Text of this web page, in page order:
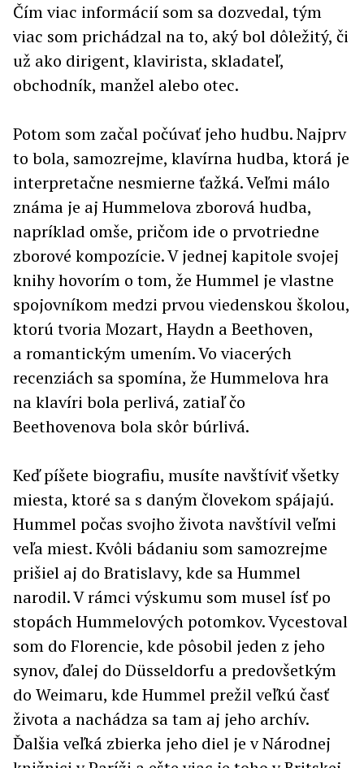
Čím viac informácií som sa dozvedal, tým
viac som prichádzal na to, aký bol dôležitý, či
už ako dirigent, klavirista, skladateľ,
obchodník, manžel alebo otec.
Potom som začal počúvať jeho hudbu. Najprv
to bola, samozrejme, klavírna hudba, ktorá je
interpretačne nesmierne ťažká. Veľmi málo
známa je aj Hummelova zborová hudba,
napríklad omše, pričom ide o prvotriedne
zborové kompozície. V jednej kapitole svojej
knihy hovorím o tom, že Hummel je vlastne
spojovníkom medzi prvou viedenskou školou,
ktorú tvoria Mozart, Haydn a Beethoven,
a romantickým umením. Vo viacerých
recenziách sa spomína, že Hummelova hra
na klavíri bola perlivá, zatiaľ čo
Beethovenova bola skôr búrlivá.
Keď píšete biografiu, musíte navštíviť všetky
miesta, ktoré sa s daným človekom spájajú.
Hummel počas svojho života navštívil veľmi
veľa miest. Kvôli bádaniu som samozrejme
prišiel aj do Bratislavy, kde sa Hummel
narodil. V rámci výskumu som musel ísť po
stopách Hummelových potomkov. Vycestoval
som do Florencie, kde pôsobil jeden z jeho
synov, ďalej do Düsseldorfu a predovšetkým
do Weimaru, kde Hummel prežil veľkú časť
života a nachádza sa tam aj jeho archív.
Ďalšia veľká zbierka jeho diel je v Národnej